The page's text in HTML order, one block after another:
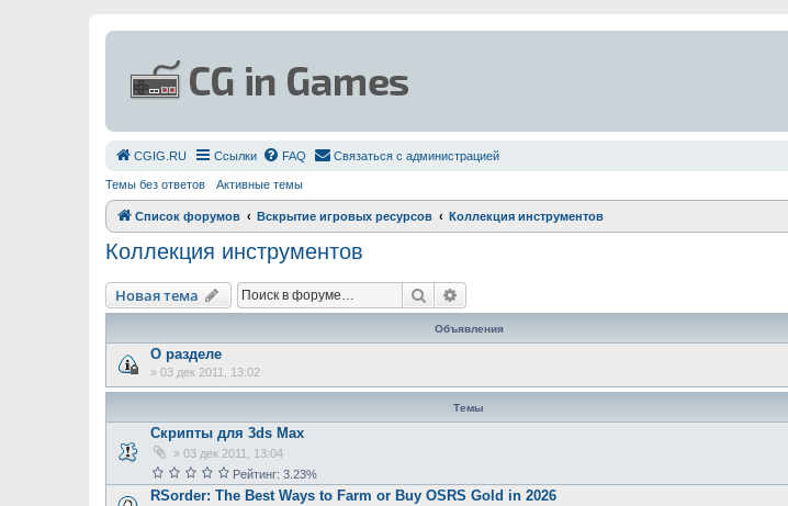
СGIG.RU Ссылки FAQ Связаться с администрацией
Темы без ответов Активные темы
Список форумов Вскрытие игровых ресурсов Коллекция инструментов
Коллекция инструментов
Новая тема Поиск
Объявления
О разделе
» 03 дек 2011, 13:02
Темы
Скрипты для 3ds Max
» 03 дек 2011, 13:04
Рейтинг: 3.23%
RSorder: The Best Ways to Farm or Buy OSRS Gold in 2026